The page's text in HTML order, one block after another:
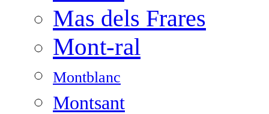
Mas dels Frares
Mont-ral
Montblanc
Montsant